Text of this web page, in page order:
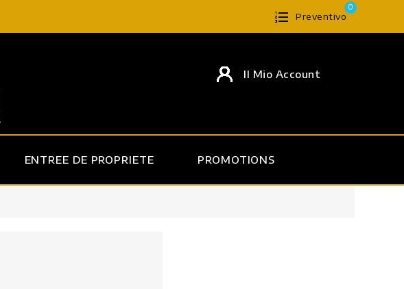
Preventivo
0
Il Mio Account
ENTREE DE PROPRIETE PROMOTIONS